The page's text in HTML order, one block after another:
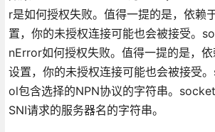
r是如何授权失败。值得一提的是，依赖
置，你的未授权连接可能也会被接受。
nError如何授权失败。值得一提的是，
设置，你的未授权连接可能也会被接受
ol包含选择的NPN协议的字符串。
SNI请求的服务器名的字符串。